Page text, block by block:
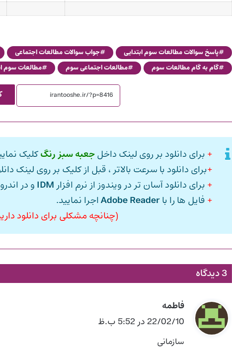
پاسخ سوالات مطالعات سوم ابتدایی جواب سوالات مطالعات اجتماعی
گام به گام مطالعات سوم
مطالعات اجتماعی سوم مطالعات سوم
+ برای دانلود بر روی لینک داخلجعبه سبز رنگکلیک
+برای دانلود با سرعت بالاتر ، قبل از کلیک بر روی لینک
+ برای دانلود آسان تر در ویندوز از نرم افزار IDM و در
+ فایل ها را باAdobe Readerاجرا نمایید.
(چنانچه مشکلی برای دانلود
3 دیدگاه
فاطمه
ف
22/02/10 در 5:52 ب.ظ
سازمانی